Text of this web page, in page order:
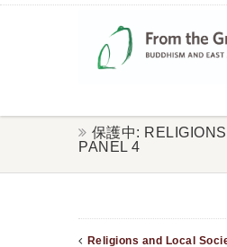
保護中:
PANEL 4
Religions and Local